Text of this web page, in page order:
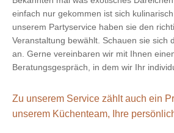
einfach nur gekommen ist sich
unserem Partyservice haben sie den
Veranstaltung bewählt. Schauen sie sich
an. Gerne vereinbaren wir mit Ihnen
Beratungsgespräch, in dem wir Ihr
Zu unserem Service zählt auch ein
unserem Küchenteam, Ihre